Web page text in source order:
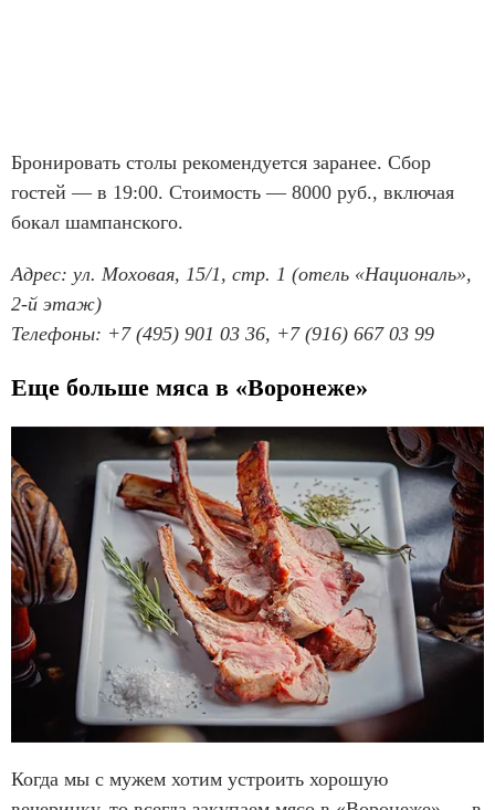
Бронировать столы рекомендуется заранее. Сбор
гостей — в 19:00. Стоимость — 8000 руб., включая
бокал шампанского.
Адрес: ул. Моховая, 15/1, стр. 1 (отель «Националь»,
2-й этаж)
Телефоны: +7 (495) 901 03 36, +7 (916) 667 03 99
Еще больше мяса в «Воронеже»
Когда мы с мужем хотим устроить хорошую